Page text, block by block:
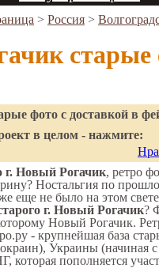
> Россия >
старые
фото с доставкой в
в целом - нажмите:
г. Новый Рогачик, ретро
Ностальгия по
еще не было на этом
г. Новый Рогачик?
Новый Рогачик.
- крупнейшая база
Украины (начиная с
которая пополняется